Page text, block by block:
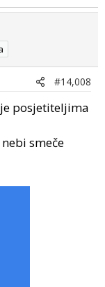
#14,008
posjetiteljima
smeče